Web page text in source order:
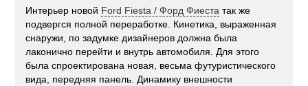
Интерьер новой Ford Fiesta / Форд Фиеста так же
подвергся полной переработке. Кинетика, выраженная
снаружи, по задумке дизайнеров должна была
лаконично перейти и внутрь автомобиля. Для этого
была спроектирована новая, весьма футуристического
вида, передняя панель. Динамику внешности